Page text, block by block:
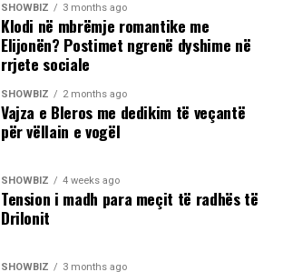
SHOWBIZ 3 months ago
Klodi në mbrëmje romantike me
Elijonën? Postimet ngrenë dyshime në
rrjete sociale
SHOWBIZ 2 months ago
Vajza e Bleros me dedikim të veçantë
për vëllain e vogël
SHOWBIZ 4 weeks ago
Tension i madh para meçit të radhës të
Drilonit
SHOWBIZ 3 months ago